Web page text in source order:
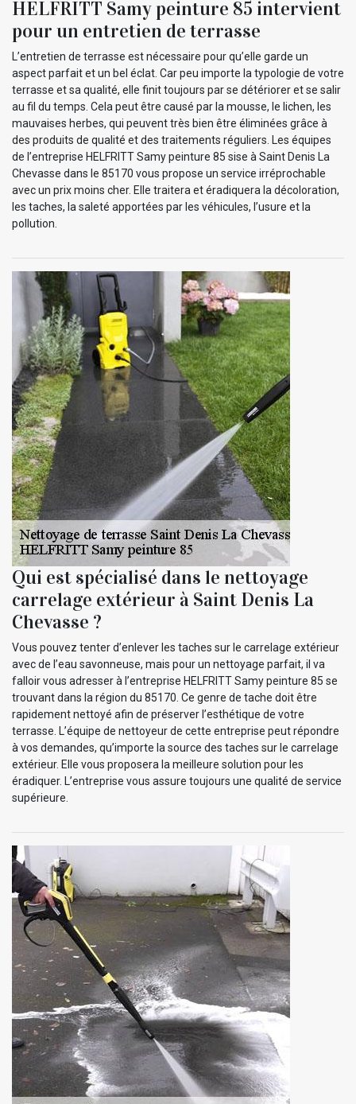
HELFRITT Samy peinture 85 intervient
pour un entretien de terrasse
L’entretien de terrasse est nécessaire pour qu’elle garde un
aspect parfait et un bel éclat. Car peu importe la typologie de votre
terrasse et sa qualité, elle finit toujours par se détériorer et se salir
au fil du temps. Cela peut être causé par la mousse, le lichen, les
mauvaises herbes, qui peuvent très bien être éliminées grâce à
des produits de qualité et des traitements réguliers. Les équipes
de l’entreprise HELFRITT Samy peinture 85 sise à Saint Denis La
Chevasse dans le 85170 vous propose un service irréprochable
avec un prix moins cher. Elle traitera et éradiquera la décoloration,
les taches, la saleté apportées par les véhicules, l’usure et la
pollution.
Qui est spécialisé dans le nettoyage
carrelage extérieur à Saint Denis La
Chevasse ?
Vous pouvez tenter d’enlever les taches sur le carrelage extérieur
avec de l’eau savonneuse, mais pour un nettoyage parfait, il va
falloir vous adresser à l’entreprise HELFRITT Samy peinture 85 se
trouvant dans la région du 85170. Ce genre de tache doit être
rapidement nettoyé afin de préserver l’esthétique de votre
terrasse. L’équipe de nettoyeur de cette entreprise peut répondre
à vos demandes, qu’importe la source des taches sur le carrelage
extérieur. Elle vous proposera la meilleure solution pour les
éradiquer. L’entreprise vous assure toujours une qualité de service
supérieure.